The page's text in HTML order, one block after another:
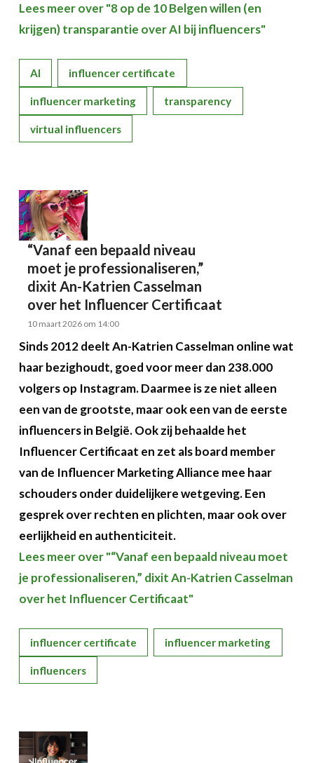
Lees meer over "8 op de 10 Belgen willen (en
krijgen) transparantie over AI bij influencers"
AI influencer certificate
influencer marketing transparency
virtual influencers
“Vanaf een bepaald niveau
moet je professionaliseren,”
dixit An-Katrien Casselman
over het Influencer Certificaat
10 maart 2026 om 14:00
Sinds 2012 deelt An-Katrien Casselman online wat
haar bezighoudt, goed voor meer dan 238.000
volgers op Instagram. Daarmee is ze niet alleen
een van de grootste, maar ook een van de eerste
influencers in België. Ook zij behaalde het
Influencer Certificaat en zet als board member
van de Influencer Marketing Alliance mee haar
schouders onder duidelijkere wetgeving. Een
gesprek over rechten en plichten, maar ook over
eerlijkheid en authenticiteit.
Lees meer over "“Vanaf een bepaald niveau moet
je professionaliseren,” dixit An-Katrien Casselman
over het Influencer Certificaat"
influencer certificate influencer marketing
influencers